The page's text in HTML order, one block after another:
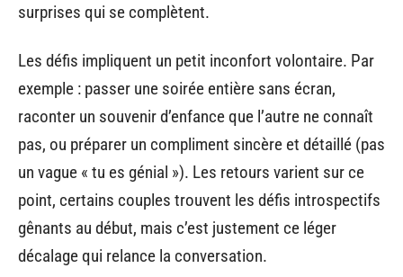
surprises qui se complètent.
Les défis impliquent un petit inconfort volontaire. Par
exemple : passer une soirée entière sans écran,
raconter un souvenir d’enfance que l’autre ne connaît
pas, ou préparer un compliment sincère et détaillé (pas
un vague « tu es génial »). Les retours varient sur ce
point, certains couples trouvent les défis introspectifs
gênants au début, mais c’est justement ce léger
décalage qui relance la conversation.